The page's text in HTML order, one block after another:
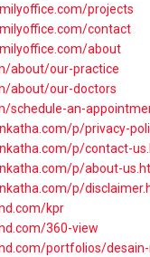
projects
contact
about
about/our-practice
about/our-doctors
schedule-an-
p/privacy-
p/contact-
p/about-
p/
kpr
360-view
portfolios/